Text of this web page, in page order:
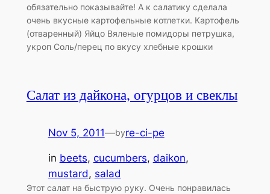
обязательно показывайте! А к салатику сделала
очень вкусные картофельные котлетки. Картофель
(отваренный) Яйцо Вяленые помидоры петрушка,
укроп Соль/перец по вкусу хлебные крошки
Салат из дайкона, огурцов и свеклы
Nov 5, 2011—byre-ci-pe
in beets, cucumbers, daikon
mustard, salad
Этот салат на быструю руку. Очень понравилась